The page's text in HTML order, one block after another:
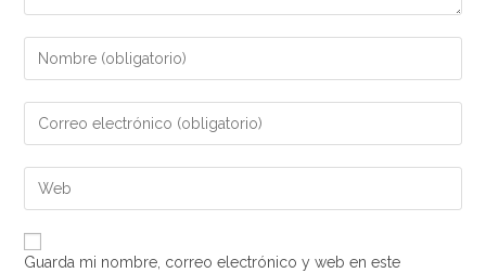
Guarda mi nombre, correo electrónico y web en este